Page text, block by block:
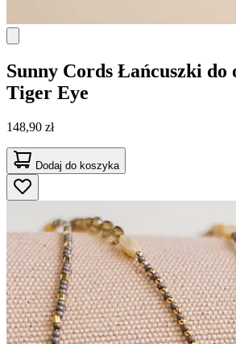
Sunny Cords Łańcuszki do
Tiger Eye
148,90 zł
Dodaj do koszyka